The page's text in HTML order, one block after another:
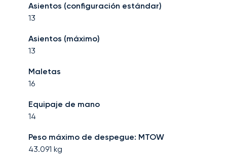
Asientos (configuración estándar)
13
Asientos (máximo)
13
Maletas
16
Equipaje de mano
14
Peso máximo de despegue: MTOW
43.091 kg